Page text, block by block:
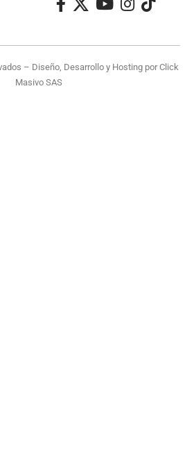
– Diseño, Desarrollo y Hosting porClick
Masivo SAS